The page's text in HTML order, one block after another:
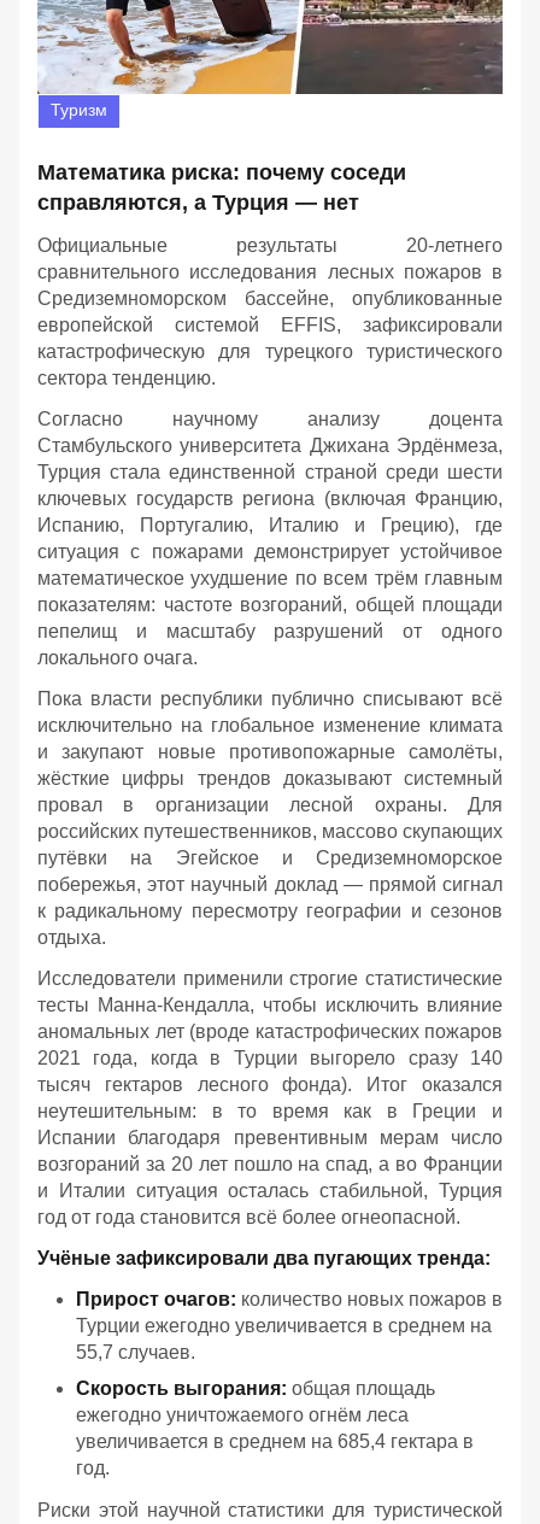
Туризм
Математика риска: почему соседи
справляются, а Турция — нет
Официальные результаты 20-летнего
сравнительного исследования лесных пожаров в
Средиземноморском бассейне, опубликованные
европейской системой EFFIS, зафиксировали
катастрофическую для турецкого туристического
сектора тенденцию.
Согласно научному анализу доцента
Стамбульского университета Джихана Эрдёнмеза,
Турция стала единственной страной среди шести
ключевых государств региона (включая Францию,
Испанию, Португалию, Италию и Грецию), где
ситуация с пожарами демонстрирует устойчивое
математическое ухудшение по всем трём главным
показателям: частоте возгораний, общей площади
пепелищ и масштабу разрушений от одного
локального очага.
Пока власти республики публично списывают всё
исключительно на глобальное изменение климата
и закупают новые противопожарные самолёты,
жёсткие цифры трендов доказывают системный
провал в организации лесной охраны. Для
российских путешественников, массово скупающих
путёвки на Эгейское и Средиземноморское
побережья, этот научный доклад — прямой сигнал
к радикальному пересмотру географии и сезонов
отдыха.
Исследователи применили строгие статистические
тесты Манна-Кендалла, чтобы исключить влияние
аномальных лет (вроде катастрофических пожаров
2021 года, когда в Турции выгорело сразу 140
тысяч гектаров лесного фонда). Итог оказался
неутешительным: в то время как в Греции и
Испании благодаря превентивным мерам число
возгораний за 20 лет пошло на спад, а во Франции
и Италии ситуация осталась стабильной, Турция
год от года становится всё более огнеопасной.
Учёные зафиксировали два пугающих тренда:
Прирост очагов: количество новых пожаров в
Турции ежегодно увеличивается в среднем на
55,7 случаев.
Скорость выгорания: общая площадь
ежегодно уничтожаемого огнём леса
увеличивается в среднем на 685,4 гектара в
год.
Риски этой научной статистики для туристической